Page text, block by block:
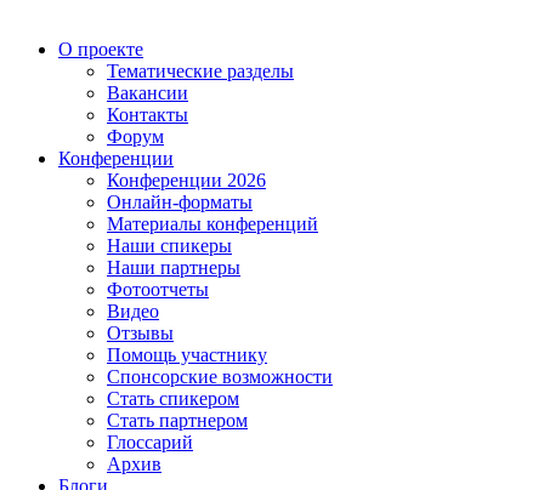
О проекте
Тематические разделы
Вакансии
Контакты
Форум
Конференции
Конференции 2026
Онлайн-форматы
Материалы конференций
Наши спикеры
Наши партнеры
Фотоотчеты
Видео
Отзывы
Помощь участнику
Спонсорские возможности
Стать спикером
Стать партнером
Глоссарий
Архив
Блоги